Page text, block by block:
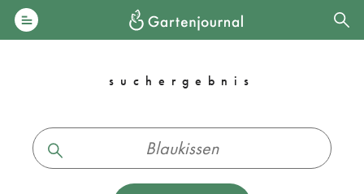
suchergebnis